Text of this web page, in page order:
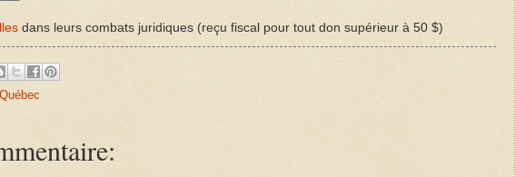
dans leurs combats juridiques (reçu fiscal pour tout don supérieur à 50 $)
Québec